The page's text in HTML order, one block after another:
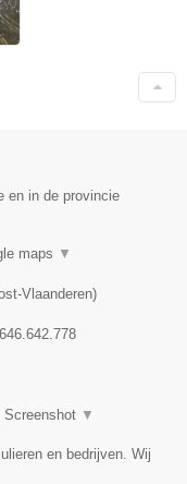
en in de provincie
maps ▼
Vlaanderen)
Screenshot ▼
en bedrijven. Wij